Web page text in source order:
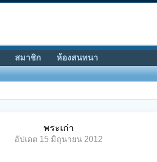
พระเก่า
อัปเดต 15 มิถุนายน 2012
สมาชิก ห้องสนทนา